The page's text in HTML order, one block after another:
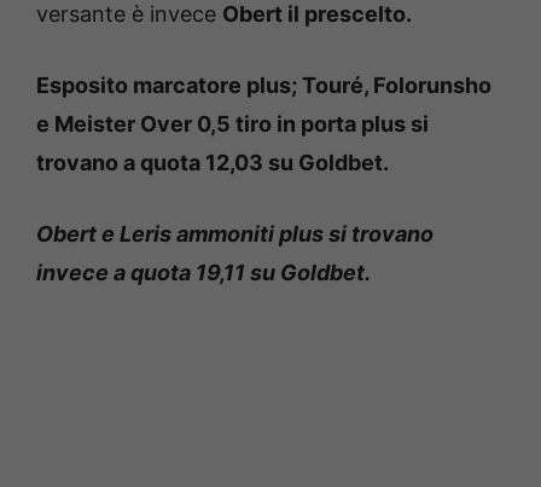
versante è invece Obert il prescelto.
Esposito marcatore plus; Touré, Folorunsho
e Meister Over 0,5 tiro in porta plus si
trovano a quota 12,03 su Goldbet.
Obert e Leris ammoniti plus si trovano
invece a quota 19,11 su Goldbet.